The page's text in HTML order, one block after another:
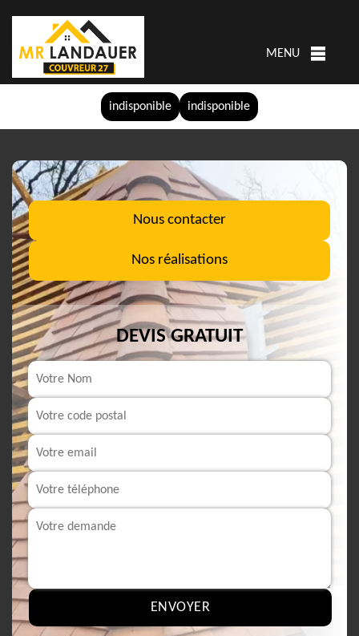
indisponible indisponible
MENU
Nous contacter
Nos réalisations
DEVIS GRATUIT